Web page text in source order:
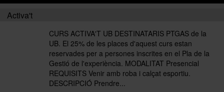
Històric i memòries
Directori Formació
Activa't
CURS ACTIVA'T UB DESTINATARIS PTGAS de la
UB. El 25% de les places d'aquest curs estan
reservades per a persones inscrites en el Pla de la
Gestió de l'experiència. MODALITAT Presencial
REQUISITS Venir amb roba i calçat esportiu.
DESCRIPCIÓ Prendre...